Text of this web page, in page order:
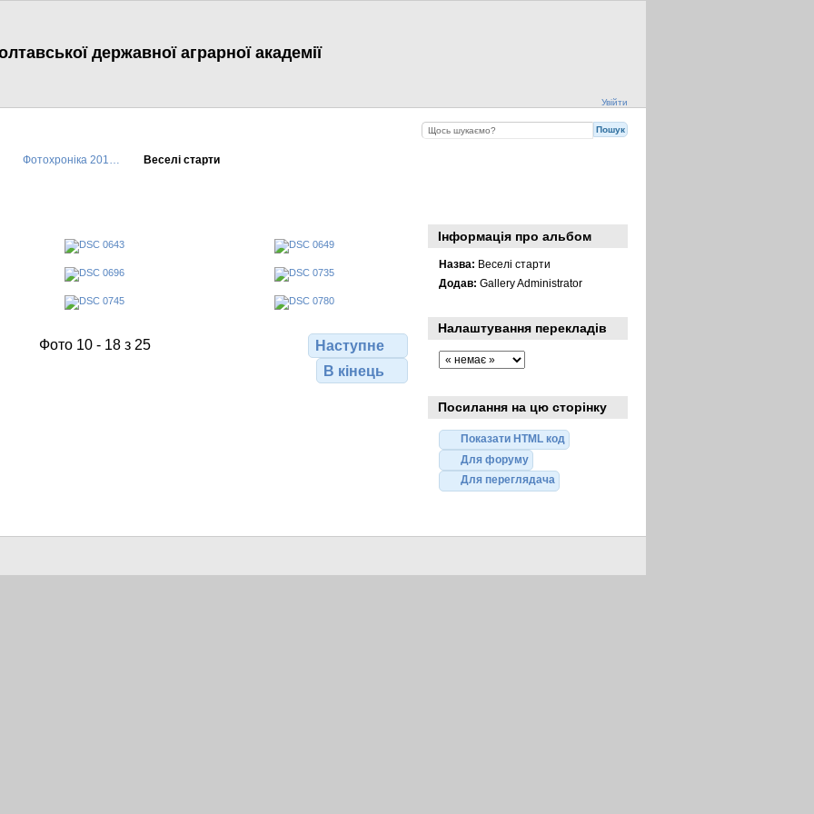
державної аграрної академії
Увійти
Фотохроніка 201… Веселі старти
Фото 10 - 18 з 25
Наступне
В кінець
Інформація про альбом
Назва: Веселі старти
Додав: Gallery Administrator
Налаштування перекладів
Посилання на цю сторінку
Показати HTML код
Для форуму
Для переглядача